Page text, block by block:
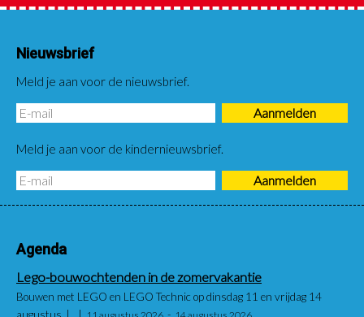
Nieuwsbrief
Meld je aan voor de nieuwsbrief.
Meld je aan voor de kindernieuwsbrief.
Agenda
Lego-bouwochtenden in de zomervakantie
Bouwen met LEGO en LEGO Technic op dinsdag 11 en vrijdag 14
augustus